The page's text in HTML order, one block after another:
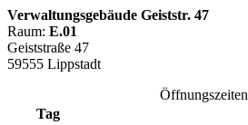
Verwaltungsgebäude Geiststr. 47
Raum: E.01
Geiststraße 47
59555 Lippstadt
Öffnungszeiten
Tag